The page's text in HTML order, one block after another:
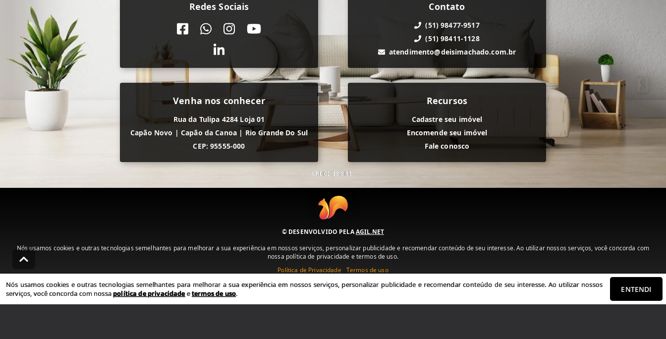
Redes Sociais Contato
(51) 98477-9517
(51) 98411-1128
atendimento@deisimachado.com.br
Venha nos conhecer
Rua da Tulipa 4284 Loja 01
Capão Novo | Capão da Canoa | Rio Grande Do Sul
CEP: 95555-000
Recursos
Cadastre seu imóvel
Encomende seu imóvel
Fale conosco
CRECI 18.811
© DESENVOLVIDO PELAAGIL.NET
Nós usamos cookies e outras tecnologias semelhantes para melhorar a sua experiência em nossos serviços, personalizar publicidade e recomendar conteúdo de seu interesse. Ao utilizar nossos serviços, você concorda com
nossa política de privacidade e termos de uso.
Política de Privacidade
Termos de uso
Nós usamos cookies e outras tecnologias semelhantes para melhorar a sua experiência em nossos serviços, personalizar publicidade e recomendar conteúdo de seu interesse. Ao utilizar nossos
serviços, você concorda com nossapolítica de privacidadeetermos de uso. ENTENDI